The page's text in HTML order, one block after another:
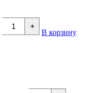
+
В корзину